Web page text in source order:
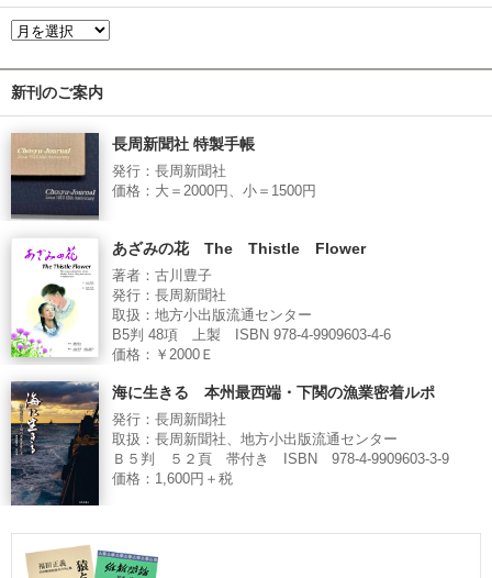
新刊のご案内
長周新聞社 特製手帳
発行：長周新聞社
価格：大＝2000円、小＝1500円
あざみの花 The Thistle Flower
著者：古川豊子
発行：長周新聞社
取扱：地方小出版流通センター
B5判 48項 上製 ISBN 978-4-9909603-4-6
価格：￥2000Ｅ
海に生きる 本州最西端・下関の漁業密着ルポ
発行：長周新聞社
取扱：長周新聞社、地方小出版流通センター
Ｂ５判 ５２頁 帯付き ISBN 978-4-9909603-3-9
価格：1,600円＋税